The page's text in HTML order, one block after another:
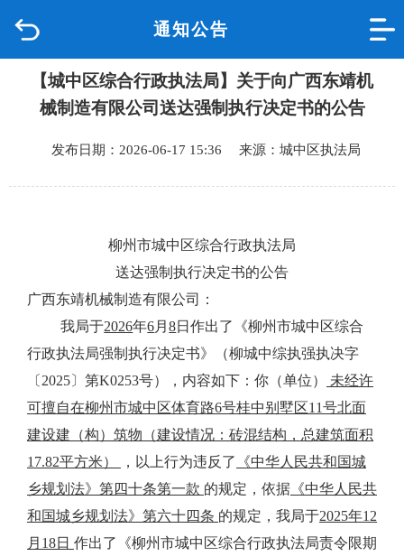
通知公告
品质城中
政府信息公开
数据专题
【城中区综合行政执法局】关于向广西东靖机
械制造有限公司送达强制执行决定书的公告
发布日期：2026-06-17 15:36 来源：城中区执法局
柳州市城中区综合行政执法局
送达强制执行决定书的公告
广西东靖机械制造有限公司：
我局于2026年6月8日作出了《柳州市城中区综合
行政执法局强制执行决定书》（柳城中综执强执决字
〔 2025〕第K0253号），内容如下：你（单位）
未经许
可擅自在柳州市城中区体育路6号桂中别墅区11号北面
建设建（构）筑物（建设情况：砖混结构，总建筑面积
17.82平方米） ，以上行为违反了
《中华人民共和国城
乡规划法》第四十条第一款 的规定，依据 《中华人民共
和国城乡规划法》第六十四条 的规定，我局于2025年12
月 18日 作出了《柳州市城中区综合行政执法局责令限期